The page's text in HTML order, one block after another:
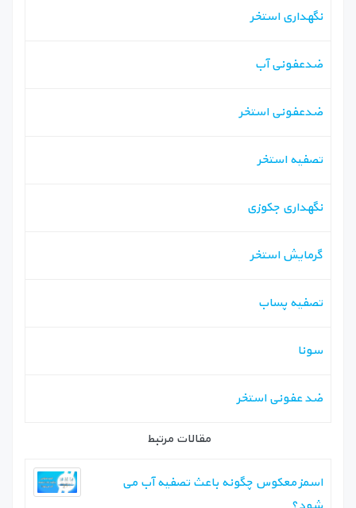
نگهداری استخر
ضدعفونی آب
ضدعفونی استخر
تصفیه استخر
نگهداری جکوزی
گرمایش استخر
تصفیه پساب
سونا
ضد عفونی استخر
مقالات مرتبط
اسمز معکوس چگونه باعث تصفیه آب می